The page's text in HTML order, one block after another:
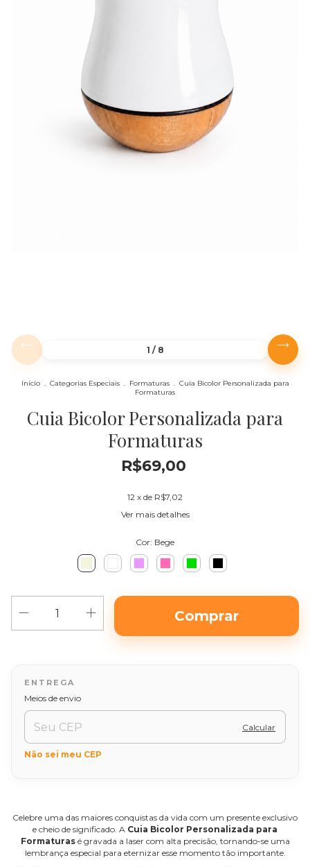
1 / 8
Início . Categorias Especiais . Formaturas . Cuia Bicolor Personalizada para
Formaturas
Cuia Bicolor Personalizada para
Formaturas
R$69,00
12 x de R$7,02
Ver mais detalhes
Cor: Bege
Entregas para o CEP:
Meios de envio
Calcular
Não sei meu CEP
Celebre uma das maiores conquistas da vida com um presente exclusivo
e cheio de significado. A Cuia Bicolor Personalizada para
Formaturasé gravada a laser com alta precisão, tornando-se uma
lembrança especial para eternizar esse momento tão importante.